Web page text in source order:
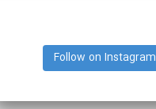
Follow on Instagram